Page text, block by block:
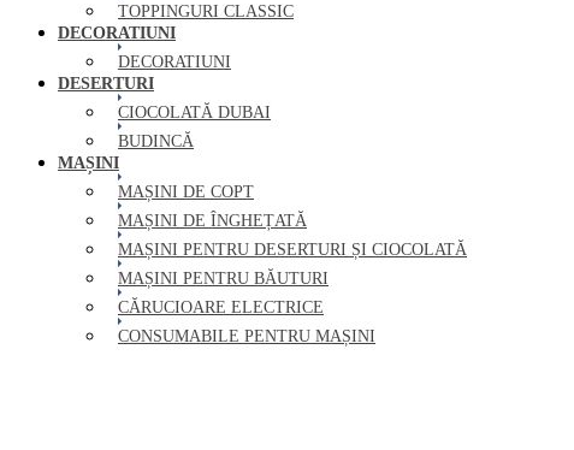
TOPPINGURI CLASSIC
DECORATIUNI
DECORATIUNI
DESERTURI
CIOCOLATĂ DUBAI
BUDINCĂ
MAȘINI
MAȘINI DE COPT
MAȘINI DE ÎNGHEȚATĂ
MAȘINI PENTRU DESERTURI ȘI CIOCOLATĂ
MAȘINI PENTRU BĂUTURI
CĂRUCIOARE ELECTRICE
CONSUMABILE PENTRU MAȘINI